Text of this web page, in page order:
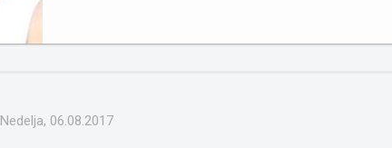
Nedelja, 06.08.2017